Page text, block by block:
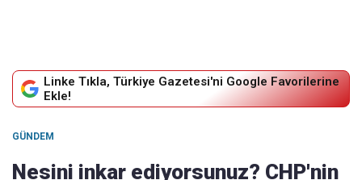
Linke Tıkla, Türkiye Gazetesi'ni Google Favorilerine
Ekle!
GÜNDEM
Nesini inkar ediyorsunuz? CHP'nin